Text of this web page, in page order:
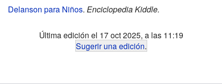
Delanson para Niños. Enciclopedia Kiddle.
Última edición el 17 oct 2025, a las 11:19
Sugerir una edición.